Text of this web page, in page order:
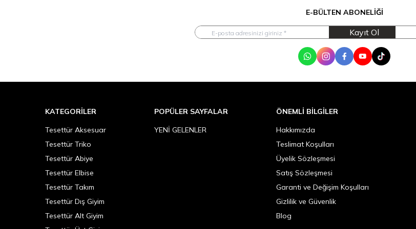
E-BÜLTEN ABONELIĞI
Kayıt Ol
WhatsAppInstagramFacebookYoutubeTik Tok
KATEGORILER
Tesettür Aksesuar
Tesettür Triko
Tesettür Abiye
Tesettür Elbise
Tesettür Takım
Tesettür Dış Giyim
Tesettür Alt Giyim
POPÜLER SAYFALAR
YENİ GELENLER
ÖNEMLI BILGILER
Hakkımızda
Teslimat Koşulları
Üyelik Sözleşmesi
Satış Sözleşmesi
Garanti ve Değişim Koşulları
Gizlilik ve Güvenlik
Blog